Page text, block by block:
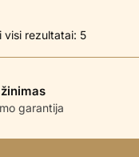
visi rezultatai: 5Rūšiuojama
garantija